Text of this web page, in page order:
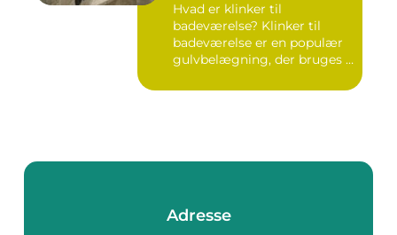
Hvad er klinker til
badeværelse? Klinker til
badeværelse er en populær
gulvbelægning, der bruges i
Adresse